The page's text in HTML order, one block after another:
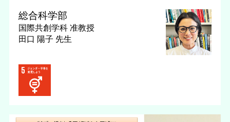
総合科学部
国際共創学科 准教授
田口 陽子 先生